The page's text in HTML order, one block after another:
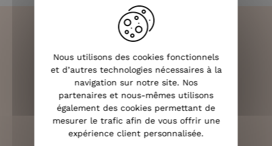
OFFERTE DÈS 70€
RETOURS SOUS 14 JOURS
Nous utilisons des cookies fonctionnels
et d’autres technologies nécessaires à la
navigation sur notre site. Nos
partenaires et nous-mêmes utilisons
également des cookies permettant de
mesurer le trafic afin de vous offrir une
expérience client personnalisée.